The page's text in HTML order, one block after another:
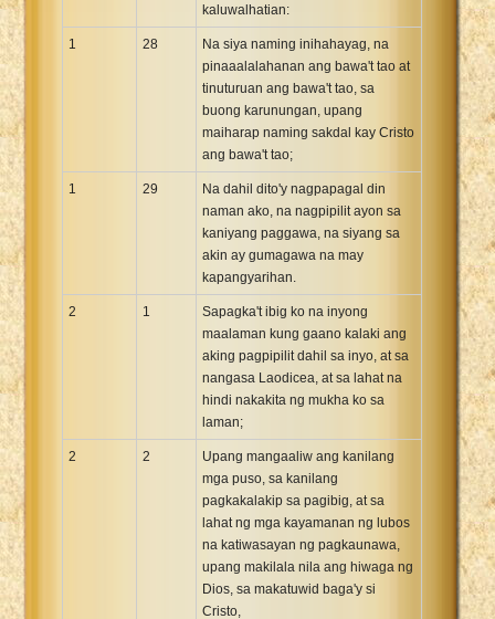
kaluwalhatian:
1 28
Na siya naming inihahayag, na
pinaaalalahanan ang bawa't tao at
tinuturuan ang bawa't tao, sa
buong karunungan, upang
maiharap naming sakdal kay Cristo
ang bawa't tao;
1 29
Na dahil dito'y nagpapagal din
naman ako, na nagpipilit ayon sa
kaniyang paggawa, na siyang sa
akin ay gumagawa na may
kapangyarihan.
2 1
Sapagka't ibig ko na inyong
maalaman kung gaano kalaki ang
aking pagpipilit dahil sa inyo, at sa
nangasa Laodicea, at sa lahat na
hindi nakakita ng mukha ko sa
laman;
2 2
Upang mangaaliw ang kanilang
mga puso, sa kanilang
pagkakalakip sa pagibig, at sa
lahat ng mga kayamanan ng lubos
na katiwasayan ng pagkaunawa,
upang makilala nila ang hiwaga ng
Dios, sa makatuwid baga'y si
Cristo,